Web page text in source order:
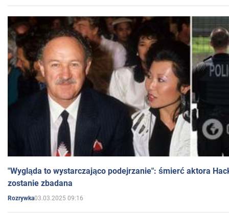
"Wygląda to wystarczająco podejrzanie": śmierć aktora
zostanie zbadana
Rozrywka03.03.2025 09:16